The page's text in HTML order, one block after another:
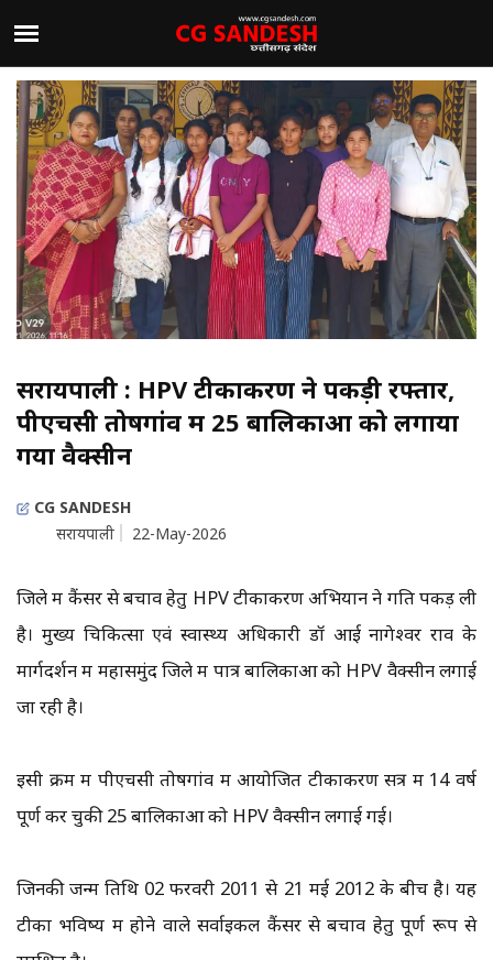
सरायपाली : HPV टीकाकरण ने पकड़ी रफ्तार,
पीएचसी तोषगांव में 25 बालिकाओं को लगाया
गया वैक्सीन
CG SANDESH
सरायपाली
22-May-2026
जिले में कैंसर से बचाव हेतु HPV टीकाकरण अभियान ने गति पकड़ ली
है। मुख्य चिकित्सा एवं स्वास्थ्य अधिकारी डॉ आई नागेश्वर राव के
मार्गदर्शन में महासमुंद जिले में पात्र बालिकाओं को HPV वैक्सीन लगाई
जा रही है।
इसी क्रम में पीएचसी तोषगांव में आयोजित टीकाकरण सत्र में 14 वर्ष
पूर्ण कर चुकी 25 बालिकाओं को HPV वैक्सीन लगाई गई।
जिनकी जन्म तिथि 02 फरवरी 2011 से 21 मई 2012 के बीच है। यह
टीका भविष्य में होने वाले सर्वाइकल कैंसर से बचाव हेतु पूर्ण रूप से